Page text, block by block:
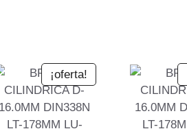
¡oferta!